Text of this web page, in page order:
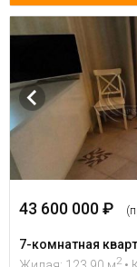
43 600 000 ₽
7-комнатная
2